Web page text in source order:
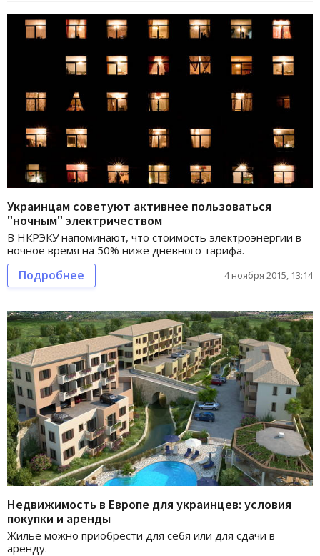
Украинцам советуют активнее пользоваться
"ночным" электричеством
В НКРЭКУ напоминают, что стоимость электроэнергии в
ночное время на 50% ниже дневного тарифа.
Подробнее 4 ноября 2015, 13:14
Недвижимость в Европе для украинцев: условия
покупки и аренды
Жилье можно приобрести для себя или для сдачи в
аренду.